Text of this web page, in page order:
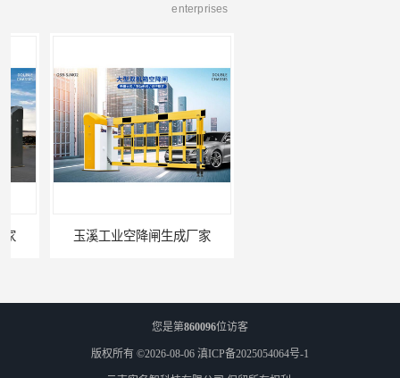
enterprises
玉溪工业空降闸生成厂家
您是第860096位访客
版权所有 ©2026-08-06 滇ICP备2025054064号-1